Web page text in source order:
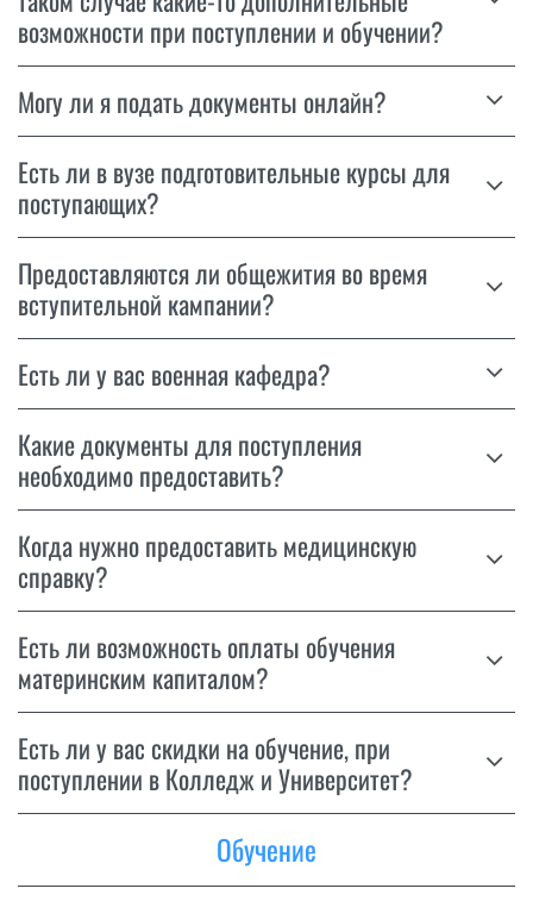
возможности при поступлении и обучении?
Могу ли я подать документы онлайн?
Есть ли в вузе подготовительные курсы для
поступающих?
Предоставляются ли общежития во время
вступительной кампании?
Есть ли у вас военная кафедра?
Какие документы для поступления
необходимо предоставить?
Когда нужно предоставить медицинскую
справку?
Есть ли возможность оплаты обучения
материнским капиталом?
Есть ли у вас скидки на обучение, при
поступлении в Колледж и Университет?
Обучение